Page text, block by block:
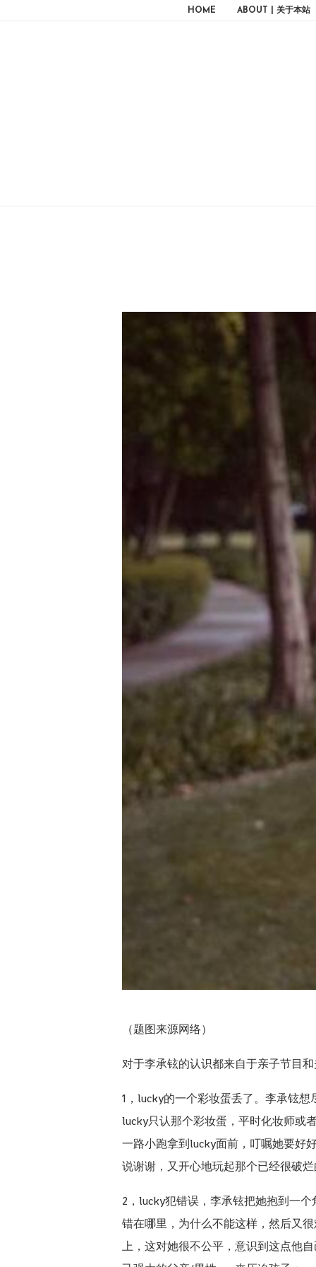
HOME ABOUT | 关于本站
（题图来源网络）
对于李承铉的认识都来自于亲子节目
1，lucky的一个彩妆蛋丢了。李承铉
lucky只认那个彩妆蛋，平时化妆师或
一路小跑拿到lucky面前，叮嘱她要好
说谢谢，又开心地玩起那个已经很破
2，lucky犯错误，李承铉把她抱到一
错在哪里，为什么不能这样，然后又
上，这对她很不公平，意识到这点他